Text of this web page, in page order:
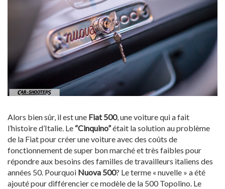
Alors bien sûr, il est une Fiat 500, une voiture qui a fait
l’histoire d’Italie. Le “Cinquino”était la solution au problème
de la Fiat pour créer une voiture avec des coûts de
fonctionnement de super bon marché et très faibles pour
répondre aux besoins des familles de travailleurs italiens des
années 50. Pourquoi Nuova 500? Le terme « nuvelle » a été
ajouté pour différencier ce modèle de la 500 Topolino. Le